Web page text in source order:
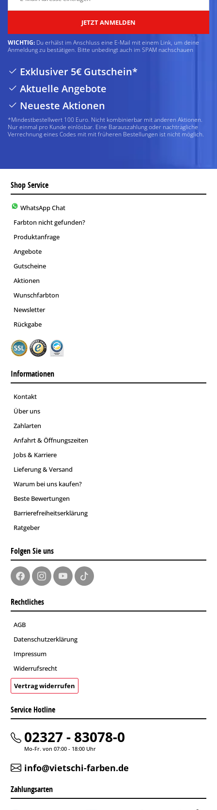
JETZT ANMELDEN
WICHTIG: Du erhälst im Anschluss eine E-Mail mit einem Link, um deine
Anmeldung zu bestätigen. Bitte unbedingt auch im SPAM nachschauen
Exklusiver 5€ Gutschein*
Aktuelle Angebote
Neueste Aktionen
*Mindestbestellwert 100 Euro. Nicht kombinierbar mit anderen Aktionen.
Nur einmal pro Kunde einlösbar. Eine Barauszahlung oder nachträgliche
Verrechnung eines Codes mit mit früheren Bestellungen ist nicht möglich.
Shop Service
WhatsApp Chat
Farbton nicht gefunden?
Produktanfrage
Angebote
Gutscheine
Aktionen
Wunschfarbton
Newsletter
Rückgabe
Informationen
Kontakt
Über uns
Zahlarten
Anfahrt & Öffnungszeiten
Jobs & Karriere
Lieferung & Versand
Warum bei uns kaufen?
Beste Bewertungen
Barrierefreiheitserklärung
Ratgeber
Folgen Sie uns
Rechtliches
AGB
Datenschutzerklärung
Impressum
Widerrufsrecht
Vertrag widerrufen
Service Hotline
02327 - 83078-0
Mo-Fr. von 07:00 - 18:00 Uhr
info@vietschi-farben.de
Zahlungsarten